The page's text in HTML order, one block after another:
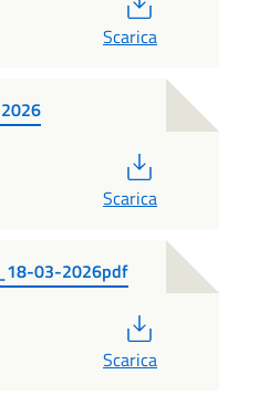
Scarica
Scarica
03-2026pdf
Scarica